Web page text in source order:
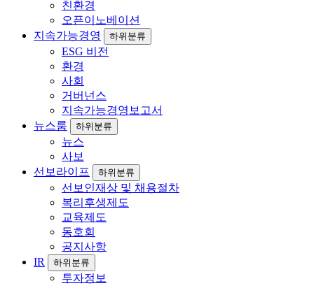
친환경
오픈이노베이션
지속가능경영
하위분류
ESG 비전
환경
사회
거버넌스
지속가능경영보고서
뉴스룸
하위분류
뉴스
사보
선보라이프
하위분류
선보인재상 및 채용절차
복리후생제도
교육제도
동호회
공지사항
IR
하위분류
투자정보